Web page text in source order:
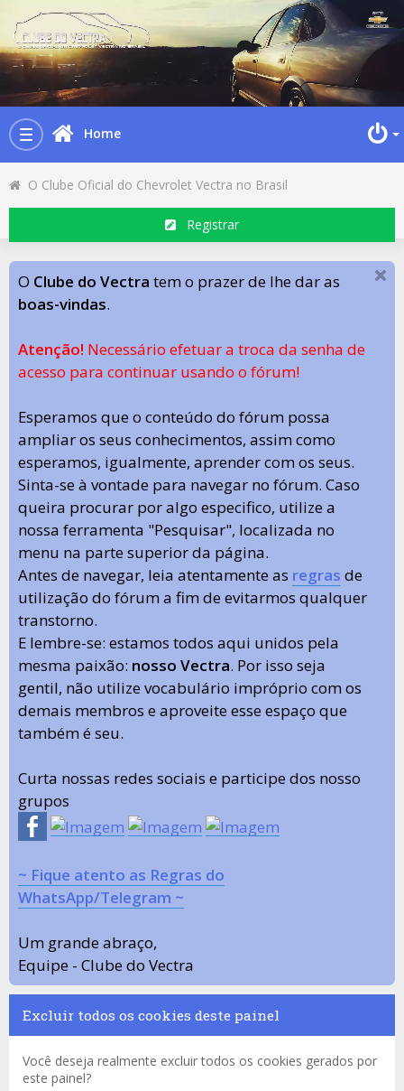
Toggle
navigation
Home
O Clube Oficial do Chevrolet Vectra no Brasil
Registrar
O Clube do Vectra tem o prazer de lhe dar as
boas-vindas.
Atenção! Necessário efetuar a troca da senha de
acesso para continuar usando o fórum!
Esperamos que o conteúdo do fórum possa
ampliar os seus conhecimentos, assim como
esperamos, igualmente, aprender com os seus.
Sinta-se à vontade para navegar no fórum. Caso
queira procurar por algo especifico, utilize a
nossa ferramenta "Pesquisar", localizada no
menu na parte superior da página.
Antes de navegar, leia atentamente as regras de
utilização do fórum a fim de evitarmos qualquer
transtorno.
E lembre-se: estamos todos aqui unidos pela
mesma paixão: nosso Vectra. Por isso seja
gentil, não utilize vocabulário impróprio com os
demais membros e aproveite esse espaço que
também é seu.
Curta nossas redes sociais e participe dos nosso
grupos
~ Fique atento as Regras do
WhatsApp/Telegram ~
Um grande abraço,
Equipe - Clube do Vectra
Excluir todos os cookies deste painel
Você deseja realmente excluir todos os cookies gerados por
este painel?